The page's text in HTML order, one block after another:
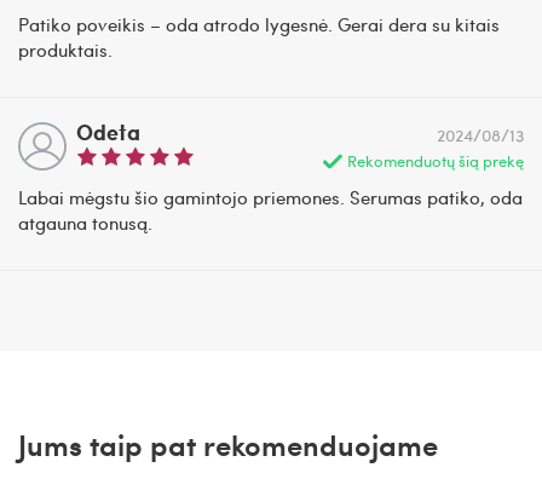
Patiko poveikis – oda atrodo lygesnė. Gerai dera su kitais
produktais.
Odeta
Rekomenduotų šią prekę
2024/08/13
Labai mėgstu šio gamintojo priemones. Serumas patiko, oda
atgauna tonusą.
Jums taip pat rekomenduojame